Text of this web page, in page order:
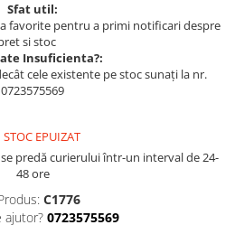
Sfat util:
favorite pentru a primi notificari despre
si stoc
Insuficienta?:
cele existente pe stoc sunați la nr.
0723575569
STOC EPUIZAT
predă curierului într-un interval de 24-
48 ore
C1776
ajutor? 0723575569